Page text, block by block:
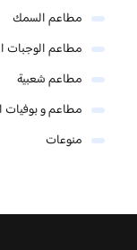
مطاعم السمك
مطاعم الوجبات
مطاعم شعبية
مطاعم و بوفيات
منوعات